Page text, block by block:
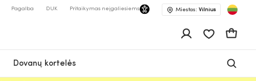
Pagalba DUK Pritaikymas neįgaliesiems Miestas: Vilnius
Pageidavimų
Dovanų kortelės